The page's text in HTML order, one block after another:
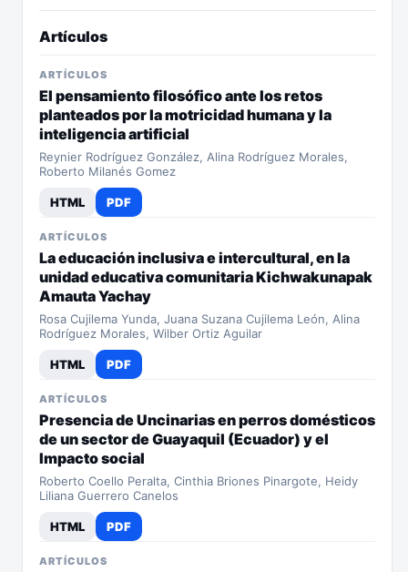
Artículos
ARTÍCULOS
El pensamiento filosófico ante los retos
planteados por la motricidad humana y la
inteligencia artificial
Reynier Rodríguez González, Alina Rodríguez Morales,
Roberto Milanés Gomez
HTML PDF
ARTÍCULOS
La educación inclusiva e intercultural, en la
unidad educativa comunitaria Kichwakunapak
Amauta Yachay
Rosa Cujilema Yunda, Juana Suzana Cujilema León, Alina
Rodríguez Morales, Wilber Ortiz Aguilar
HTML PDF
ARTÍCULOS
Presencia de Uncinarias en perros domésticos
de un sector de Guayaquil (Ecuador) y el
Impacto social
Roberto Coello Peralta, Cinthia Briones Pinargote, Heidy
Liliana Guerrero Canelos
HTML PDF
ARTÍCULOS